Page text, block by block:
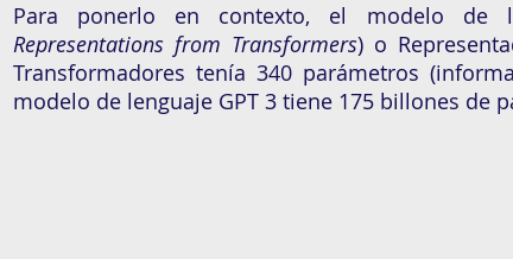
Para ponerlo en contexto, el modelo de
Representations from Transformers) o
Transformadores tenía 340 parámetros
modelo de lenguaje GPT 3 tiene 175 billones de